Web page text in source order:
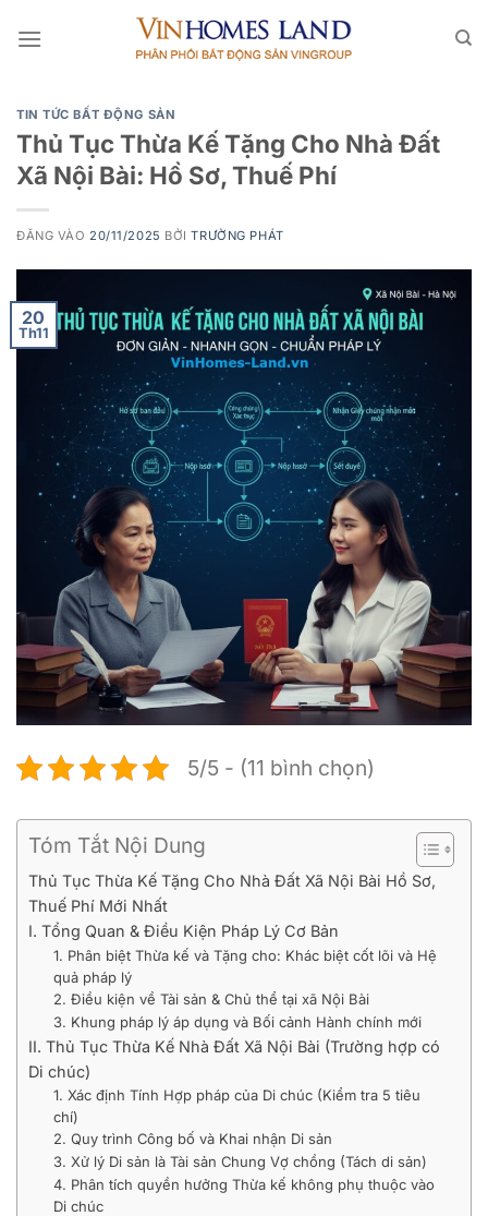
qua
TIN TỨC BẤT ĐỘNG SẢN
Thủ Tục Thừa Kế Tặng Cho Nhà Đất
Xã Nội Bài: Hồ Sơ, Thuế Phí
ĐĂNG VÀO 20/11/2025 BỞITRƯỜNG PHÁT
20
Th11
5/5 - (11 bình chọn)
Tóm Tắt Nội Dung
Thủ Tục Thừa Kế Tặng Cho Nhà Đất Xã Nội Bài Hồ Sơ,
Thuế Phí Mới Nhất
I. Tổng Quan & Điều Kiện Pháp Lý Cơ Bản
1. Phân biệt Thừa kế và Tặng cho: Khác biệt cốt lõi và Hệ
quả pháp lý
2. Điều kiện về Tài sản & Chủ thể tại xã Nội Bài
3. Khung pháp lý áp dụng và Bối cảnh Hành chính mới
II. Thủ Tục Thừa Kế Nhà Đất Xã Nội Bài (Trường hợp có
Di chúc)
1. Xác định Tính Hợp pháp của Di chúc (Kiểm tra 5 tiêu
chí)
2. Quy trình Công bố và Khai nhận Di sản
3. Xử lý Di sản là Tài sản Chung Vợ chồng (Tách di sản)
4. Phân tích quyền hưởng Thừa kế không phụ thuộc vào
Di chúc